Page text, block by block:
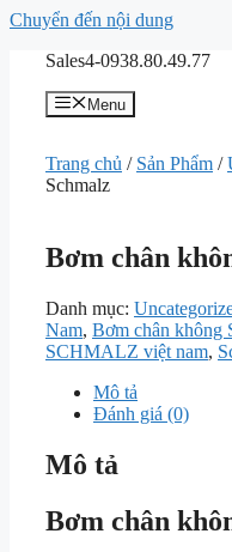
Chuyển đến nội dung
Sales4-0938.80.49.77
Menu
Trang chủ / Sản Phẩm /
Schmalz
Bơm chân
Danh mục:
Nam, Bơm chân không
SCHMALZ việt nam,
Mô tả
Đánh giá (0)
Mô tả
Bơm chân